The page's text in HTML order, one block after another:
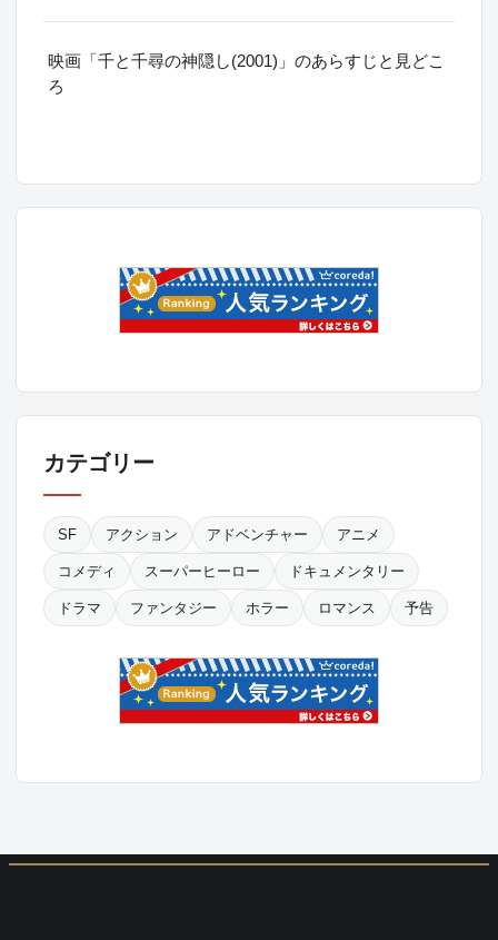
映画「千と千尋の神隠し(2001)」のあらすじと見どこ
ろ
カテゴリー
SF アクション アドベンチャー アニメ
コメディ スーパーヒーロー ドキュメンタリー
ドラマ ファンタジー ホラー ロマンス 予告